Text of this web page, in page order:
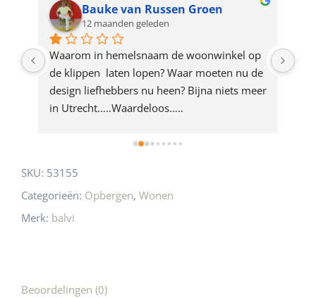
product
Bauke van Russen Groen
12 maanden geleden
Waarom in hemelsnaam de woonwinkel op
de klippen  laten lopen? Waar moeten nu de
design liefhebbers nu heen? Bijna niets meer
in Utrecht…..Waardeloos…..
SKU: 53155
Categorieën: Opbergen, Wonen
Merk: balvi
Beoordelingen (0)